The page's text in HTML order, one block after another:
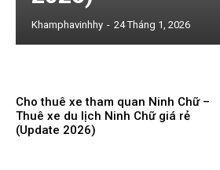
Khamphavinhhy - 24 Tháng 1, 2026
Cho thuê xe tham quan Ninh Chữ –
Thuê xe du lịch Ninh Chữ giá rẻ
(Update 2026)